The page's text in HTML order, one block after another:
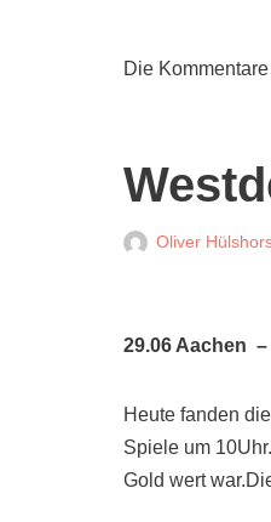
Die
Oliver
29.06 Aachen
Heute fanden
Spiele um 10Uhr.
Gold wert